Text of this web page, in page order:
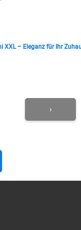
XXL – Eleganz für Ihr
›